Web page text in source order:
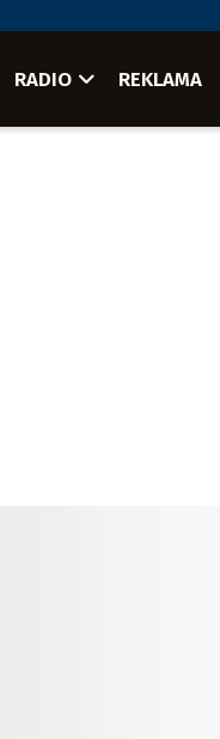
RADIO REKLAMA